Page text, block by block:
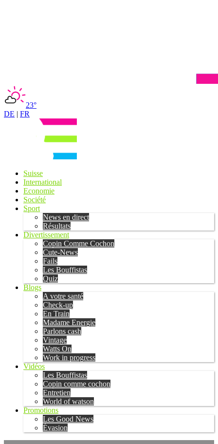
23°
DE | FR
Suisse
International
Economie
Société
Sport
News en direct
Résultats
Divertissement
Copin Comme Cochon
Cute-News
Fails
Les Bouffistas
Quiz
Blogs
A votre santé
Check-up
En Train
Madame Energie
Parlons cash
Vintage
Watts On
Work in progress
Vidéos
Les Bouffistas
Copin comme cochon
Entretien
World of watson
Promotions
Les Good News
Évasion